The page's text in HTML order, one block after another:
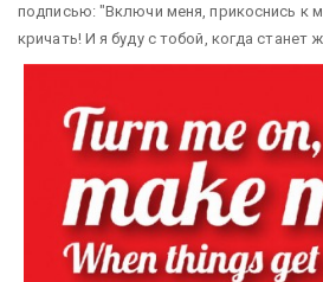
подписью: "Включи меня, прикоснись к
кричать! И я буду с тобой, когда станет